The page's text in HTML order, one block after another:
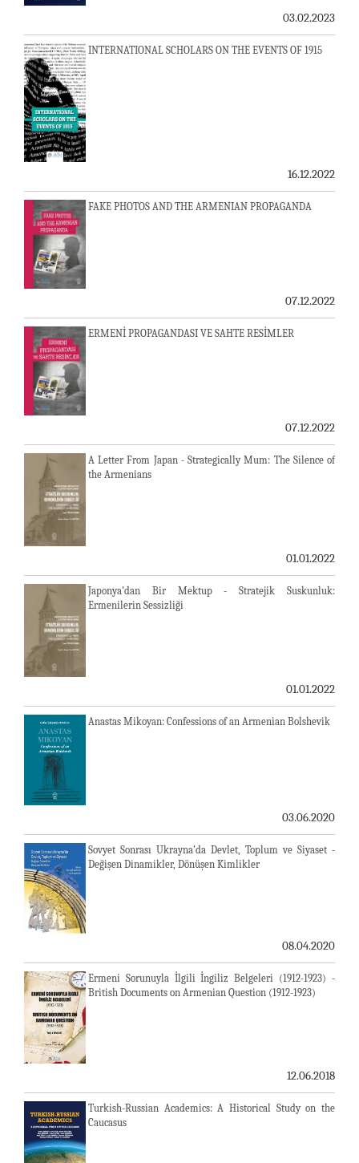
03.02.2023
INTERNATIONAL SCHOLARS ON THE EVENTS OF 1915
16.12.2022
FAKE PHOTOS AND THE ARMENIAN PROPAGANDA
07.12.2022
ERMENİ PROPAGANDASI VE SAHTE RESİMLER
07.12.2022
A Letter From Japan - Strategically Mum: The Silence of
the Armenians
01.01.2022
Japonya'dan Bir Mektup - Stratejik Suskunluk:
Ermenilerin Sessizliği
01.01.2022
Anastas Mikoyan: Confessions of an Armenian Bolshevik
03.06.2020
Sovyet Sonrası Ukrayna’da Devlet, Toplum ve Siyaset -
Değişen Dinamikler, Dönüşen Kimlikler
08.04.2020
Ermeni Sorunuyla İlgili İngiliz Belgeleri (1912-1923) -
British Documents on Armenian Question (1912-1923)
12.06.2018
Turkish-Russian Academics: A Historical Study on the
Caucasus